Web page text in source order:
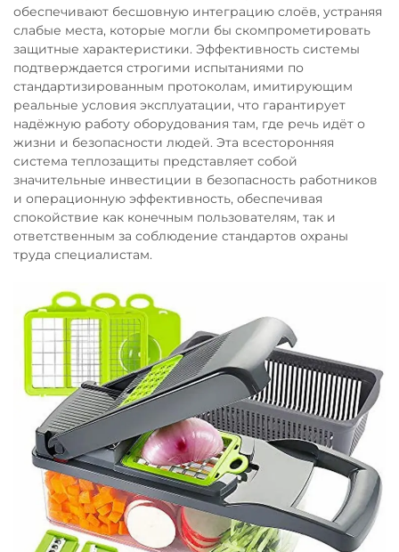
обеспечивают бесшовную интеграцию слоёв, устраняя
слабые места, которые могли бы скомпрометировать
защитные характеристики. Эффективность системы
подтверждается строгими испытаниями по
стандартизированным протоколам, имитирующим
реальные условия эксплуатации, что гарантирует
надёжную работу оборудования там, где речь идёт о
жизни и безопасности людей. Эта всесторонняя
система теплозащиты представляет собой
значительные инвестиции в безопасность работников
и операционную эффективность, обеспечивая
спокойствие как конечным пользователям, так и
ответственным за соблюдение стандартов охраны
труда специалистам.